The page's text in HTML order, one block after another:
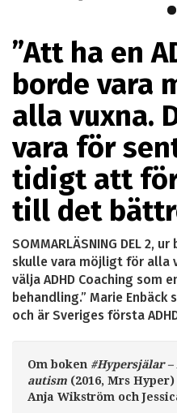
”Att ha en
borde vara
alla vuxna.
vara för
tidigt att
till det
SOMMARLÄSNING DEL 2,
skulle vara möjligt för alla
välja ADHD Coaching som
behandling.” Marie
och är Sveriges första
Om boken #Hypersjälar
autism (2016, Mrs
Anja Wikström och